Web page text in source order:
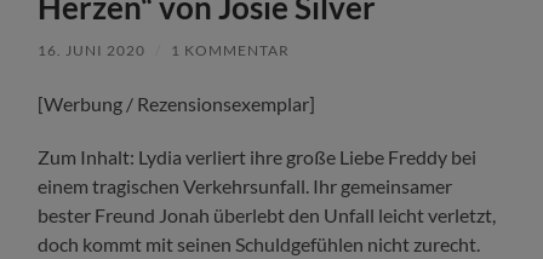
16. JUNI 2020 1 KOMMENTAR
[Werbung / Rezensionsexemplar]
Zum Inhalt: Lydia verliert ihre große Liebe Freddy bei
einem tragischen Verkehrsunfall. Ihr gemeinsamer
bester Freund Jonah überlebt den Unfall leicht verletzt,
doch kommt mit seinen Schuldgefühlen nicht zurecht.